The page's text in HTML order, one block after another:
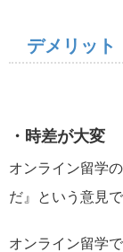
デメリット
・時差が大変
オンライン留学
だ』という意見で
オンライン留学